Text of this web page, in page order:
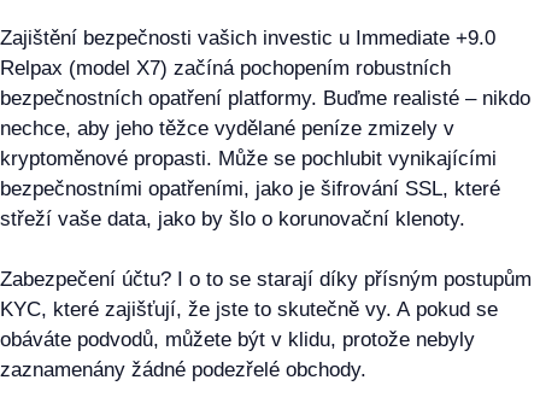
Zajištění bezpečnosti vašich investic u Immediate +9.0
Relpax (model X7) začíná pochopením robustních
bezpečnostních opatření platformy. Buďme realisté – nikdo
nechce, aby jeho těžce vydělané peníze zmizely v
kryptoměnové propasti. Může se pochlubit vynikajícími
bezpečnostními opatřeními, jako je šifrování SSL, které
střeží vaše data, jako by šlo o korunovační klenoty.
Zabezpečení účtu? I o to se starají díky přísným postupům
KYC, které zajišťují, že jste to skutečně vy. A pokud se
obáváte podvodů, můžete být v klidu, protože nebyly
zaznamenány žádné podezřelé obchody.